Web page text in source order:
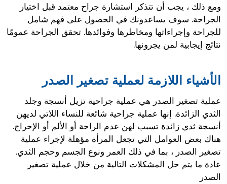
ومع ذلك ، يجب أن تتذكر استشارة جراح معتمد قبل اختيار
الجراحة. سوف يساعدونك في الحصول على فهم شامل
للجراحة وإجراءاتها ومخاطرها وفوائدها. تحقق الجراحة عمومًا
نتائج إيجابية لمن يجرونها.
الأشياء اللازمة لعملية تصغير الصدر
عملية تصغير الصدر هي عملية جراحية تزيل أنسجة وجلد
الثدي الزائدة. إنها عملية جراحية شائعة للنساء اللاتي لديهن
أنسجة ثدي زائدة تسبب لهن عدم الراحة أو الألم أو الإحراج.
هناك بعض العوامل التي تجعل المرأة مؤهلة لإجراء عملية
تصغير الصدر ، بما في ذلك العمر ونوع الجسم وحجم الثدي.
عادة ما يتم حل المشكلات التالية من خلال عملية تصغير
الصدر